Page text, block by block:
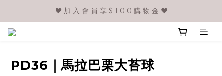
❤️ 加 入 會 員 享 $ 1 0 0 購 物 金 ❤️
PD36｜馬拉巴栗大苔球